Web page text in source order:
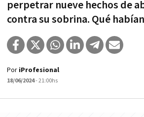
perpetrar nueve hechos de
contra su sobrina. Qué
Por iProfesional
18/06/2024- 21:00hs